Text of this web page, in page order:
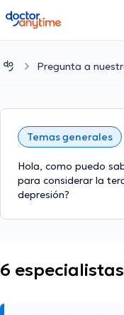
doctoranytime
Pregunta a
Temas generales
Hola, como puedo
para considerar la
depresión?
6